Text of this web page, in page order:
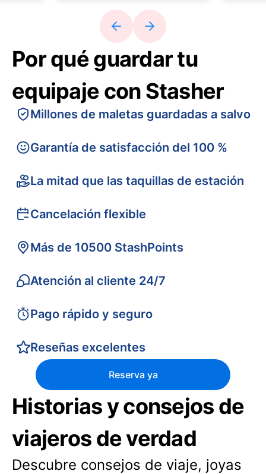
Por qué guardar tu
equipaje con Stasher
Millones de maletas guardadas a salvo
Garantía de satisfacción del 100 %
La mitad que las taquillas de estación
Cancelación flexible
Más de 10500 StashPoints
Atención al cliente 24/7
Pago rápido y seguro
Reseñas excelentes
Reserva ya
Historias y consejos de
viajeros de verdad
Descubre consejos de viaje, joyas